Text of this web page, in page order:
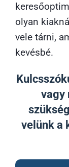
olyan
vele tárni,
kevésbé.
vagy
velünk a